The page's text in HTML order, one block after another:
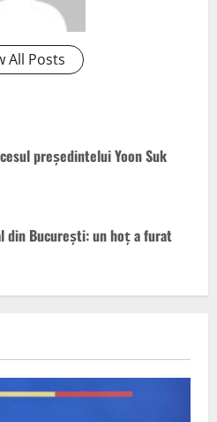
All Posts
preşedintelui Yoon Suk
din Bucureşti: un hoţ a furat